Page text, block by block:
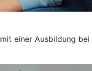
einer Ausbildung bei